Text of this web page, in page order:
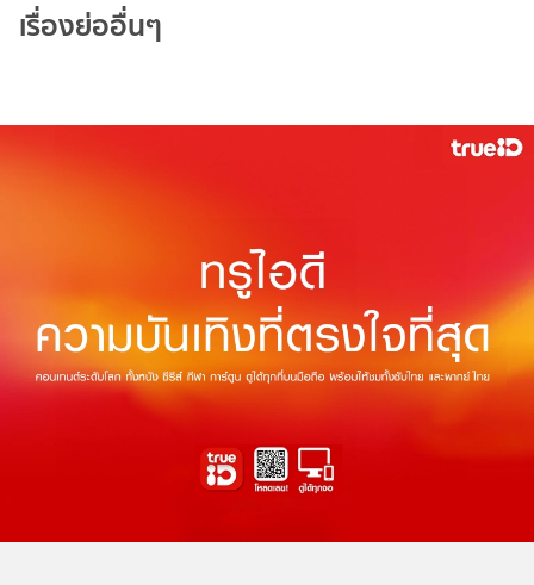
เรื่องย่ออื่นๆ